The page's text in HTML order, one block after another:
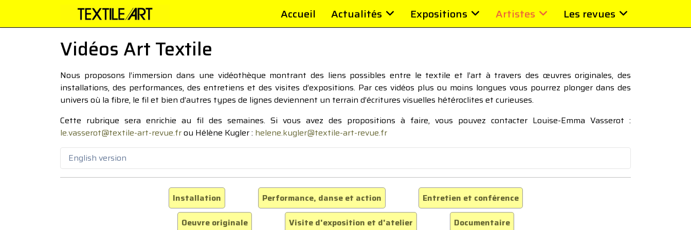
Accueil Actualités Expositions Artistes Les revues
Vidéos Art Textile
Nous proposons l’immersion dans une vidéothèque montrant des liens possibles entre le textile et l’art à travers des œuvres originales, des
installations, des performances, des entretiens et des visites d’expositions. Par ces vidéos plus ou moins longues vous pourrez plonger dans des
univers où la fibre, le fil et bien d’autres types de lignes deviennent un terrain d’écritures visuelles hétéroclites et curieuses.
Cette rubrique sera enrichie au fil des semaines. Si vous avez des propositions à faire, vous pouvez contacter Louise-Emma Vasserot :
le.vasserot@textile-art-revue.frou Hélène Kugler : helene.kugler@textile-art-revue.fr
English version
Installation Performance, danse et action
Entretien et conférence
Oeuvre originale
Visite d'exposition et d'atelier Documentaire